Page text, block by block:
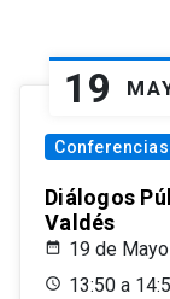
19
Conferencias
Diálogos
Valdés
19 de
13:50 a